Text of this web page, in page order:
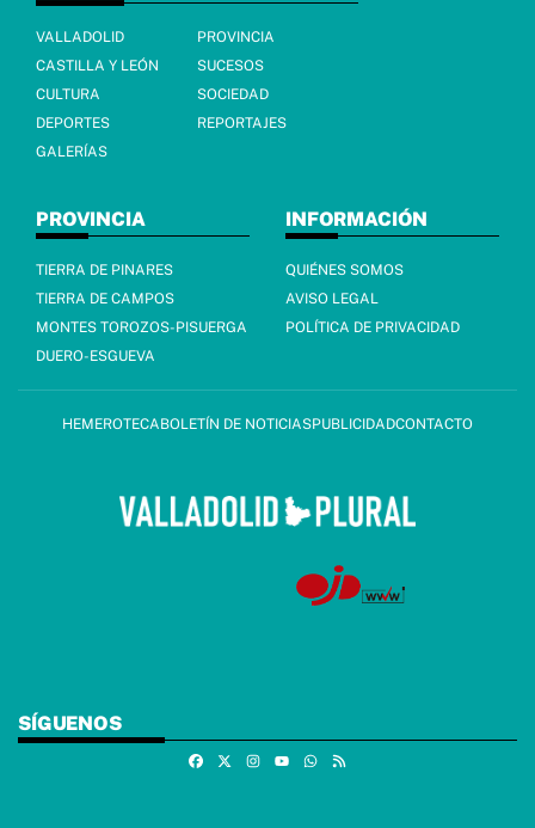
VALLADOLID
PROVINCIA
CASTILLA Y LEÓN
SUCESOS
CULTURA
SOCIEDAD
DEPORTES
REPORTAJES
GALERÍAS
PROVINCIA
TIERRA DE PINARES
TIERRA DE CAMPOS
MONTES TOROZOS-PISUERGA
DUERO-ESGUEVA
INFORMACIÓN
QUIÉNES SOMOS
AVISO LEGAL
POLÍTICA DE PRIVACIDAD
HEMEROTECABOLETÍN DE NOTICIASPUBLICIDADCONTACTO
SÍGUENOS
FacebookInstagramWhatsapp